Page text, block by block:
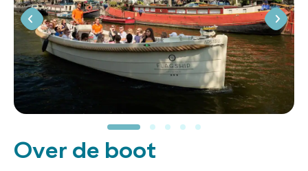
Over de boot